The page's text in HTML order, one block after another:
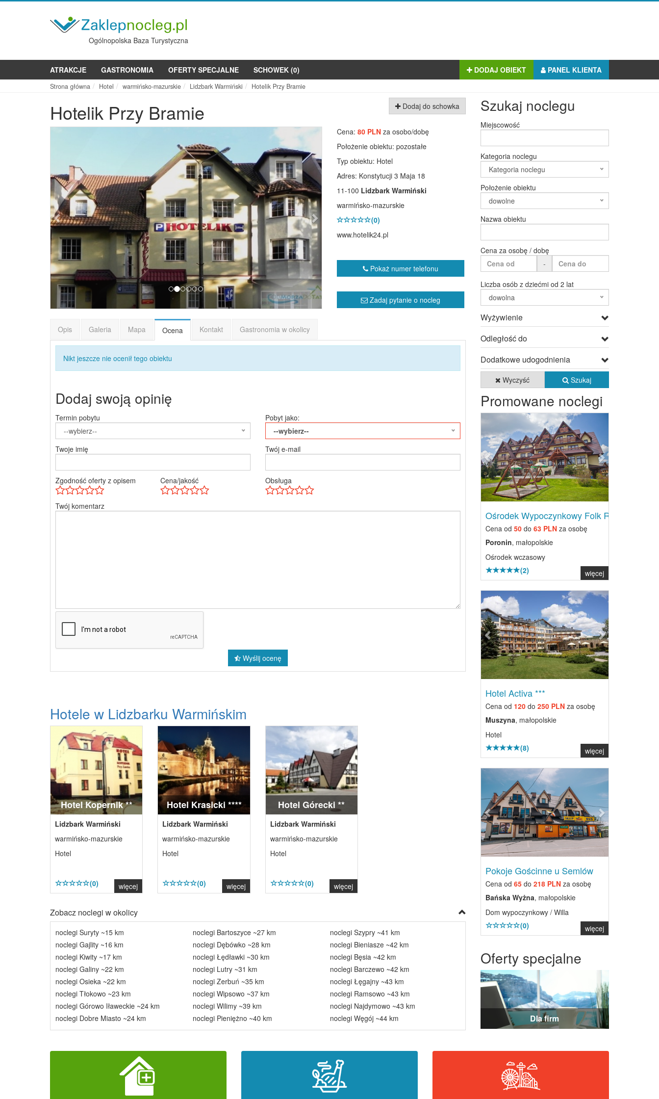
Ogólnopolska Baza Turystyczna
ATRAKCJE GASTRONOMIA OFERTY SPECJALNE SCHOWEK (0) DODAJ OBIEKT PANEL KLIENTA
Strona główna Hotel warmińsko-mazurskie Lidzbark Warmiński Hotelik Przy Bramie
Dodaj do schowka
Hotelik Przy Bramie
NastępneCena: 80 PLN za osobo/dobę
Położenie obiektu: pozostałe
Typ obiektu: Hotel
Adres: Konstytucji 3 Maja 18
11-100 Lidzbark Warmiński
warmińsko-mazurskie
(0)
www.hotelik24.pl
Pokaż numer telefonu
Zadaj pytanie o nocleg
Opis Galeria Mapa Ocena Kontakt Gastronomia w okolicy
Nikt jeszcze nie ocenił tego obiektu
Dodaj swoją opinię
Termin pobytu
--wybierz--
Pobyt jako:
--wybierz--
Twoje imię
Twój e-mail
Zgodność oferty z opisem Cena/jakość Obsługa
Twój komentarz
Wyślij ocenę
Hotele w Lidzbarku Warmińskim
Hotel Kopernik **
Lidzbark Warmiński
warmińsko-mazurskie
Hotel
(0) więcej
Hotel Krasicki ****
Lidzbark Warmiński
warmińsko-mazurskie
Hotel
(0) więcej
Hotel Górecki **
Lidzbark Warmiński
warmińsko-mazurskie
Hotel
(0) więcej
Zobacz noclegi w okolicy
noclegi Suryty ~15 km
noclegi Gajlity ~16 km
noclegi Kiwity ~17 km
noclegi Galiny ~22 km
noclegi Osieka ~22 km
noclegi Tłokowo ~23 km
noclegi Górowo Iławeckie ~24 km
noclegi Dobre Miasto ~24 km
noclegi Bartoszyce ~27 km
noclegi Dębówko ~28 km
noclegi Łędławki ~30 km
noclegi Lutry ~31 km
noclegi Zerbuń ~35 km
noclegi Wipsowo ~37 km
noclegi Wilimy ~39 km
noclegi Pieniężno ~40 km
noclegi Szypry ~41 km
noclegi Bieniasze ~42 km
noclegi Bęsia ~42 km
noclegi Barczewo ~42 km
noclegi Łęgajny ~43 km
noclegi Ramsowo ~43 km
noclegi Najdymowo ~43 km
noclegi Węgój ~44 km
Szukaj noclegu
Miejscowość
Kategoria noclegu
Kategoria noclegu
Położenie obiektu
dowolne
Nazwa obiektu
Cena za osobę / dobę
-
Liczba osób z dziećmi od 2 lat
dowolna
Wyżywienie
Odległość do
Dodatkowe udogodnienia
Wyczyść Szukaj
Promowane noclegi
Previous
Ośrodek Wypoczynkowy Folk Res...
Cena od 50do 63 PLNza osobę
Poronin, małopolskie
Ośrodek wczasowy
(2)
więcej
Previous Next
Hotel Activa ***
Cena od 120do 250 PLNza osobę
Muszyna, małopolskie
Hotel
(8)
więcej
Previous Next
Pokoje Gościnne u Semlów
Cena od 65do 218 PLNza osobę
Bańska Wyżna, małopolskie
Dom wypoczynkowy / Willa
(0)
więcej
Oferty specjalne
Dla firm